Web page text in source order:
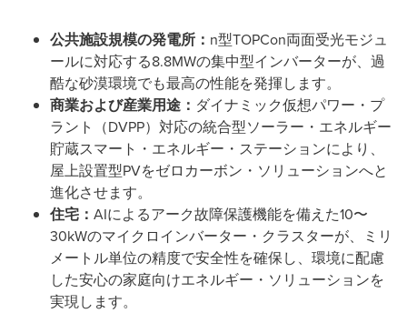
公共施設規模の発電所： n型TOPCon両面受光モジュ
ールに対応する8.8MWの集中型インバーターが、過
酷な砂漠環境でも最高の性能を発揮します。
商業および産業用途： ダイナミック仮想パワー・プ
ラント（DVPP）対応の統合型ソーラー・エネルギー
貯蔵スマート・エネルギー・ステーションにより、
屋上設置型PVをゼロカーボン・ソリューションへと
進化させます。
住宅： AIによるアーク故障保護機能を備えた10〜
30kWのマイクロインバーター・クラスターが、ミリ
メートル単位の精度で安全性を確保し、環境に配慮
した安心の家庭向けエネルギー・ソリューションを
実現します。